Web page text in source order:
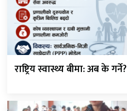
राष्ट्रिय स्वास्थ्य बीमा: अब के गर्ने?